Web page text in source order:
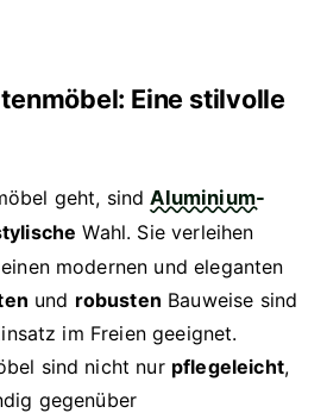
Eine stilvolle
geht, sindAluminium-
Wahl. Sie verleihen
modernen und eleganten
und robusten Bauweise sind
im Freien geeignet.
sind nicht nur pflegeleicht,
gegenüber